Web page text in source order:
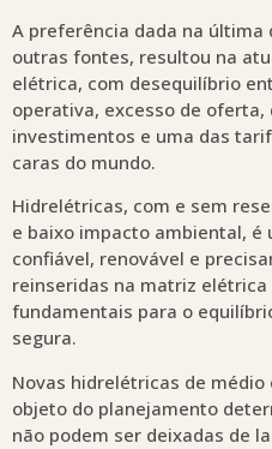
A preferência dada na última
outras fontes, resultou na
elétrica, com desequilíbrio
operativa, excesso de oferta,
investimentos e uma das
caras do mundo.
Hidrelétricas, com e sem
e baixo impacto ambiental,
confiável, renovável e
reinseridas na matriz
fundamentais para o
segura.
Novas hidrelétricas de
objeto do planejamento
não podem ser deixadas de